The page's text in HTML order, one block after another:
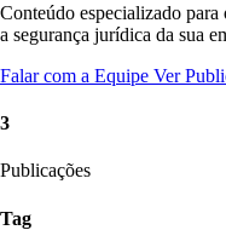
Conteúdo especializado para
a segurança jurídica da sua
Falar com a Equipe Ver
3
Publicações
Tag